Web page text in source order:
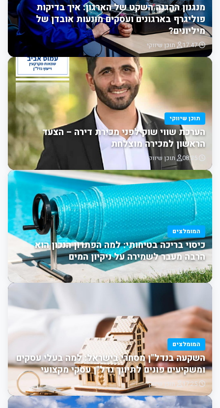
מנגנון ההגנה השקט של הארגון: איך בדיקות
פוליגרף בארגונים ועסקים מונעות אובדן של
מיליונים?
17:47 תוכן שיווקי
תוכן שיווקי
הערכת שווי שוק לפני מכירת דירה – הצעד
הראשון למכירה מוצלחת
תוכן שיווקי
המומלצים
כיסוי בריכה בטיחותי: למה הפתרון הנכון הוא
הרבה מעבר לשמירה על ניקיון המים
17:27 תוכן שיווקי
המומלצים
השקעה בנדל"ן מסחרי בישראל: למה בעלי עסקים
ומשקיעים פונים לתיווך נדל"ן עסקי מקצועי
17:25 תוכן שיווקי